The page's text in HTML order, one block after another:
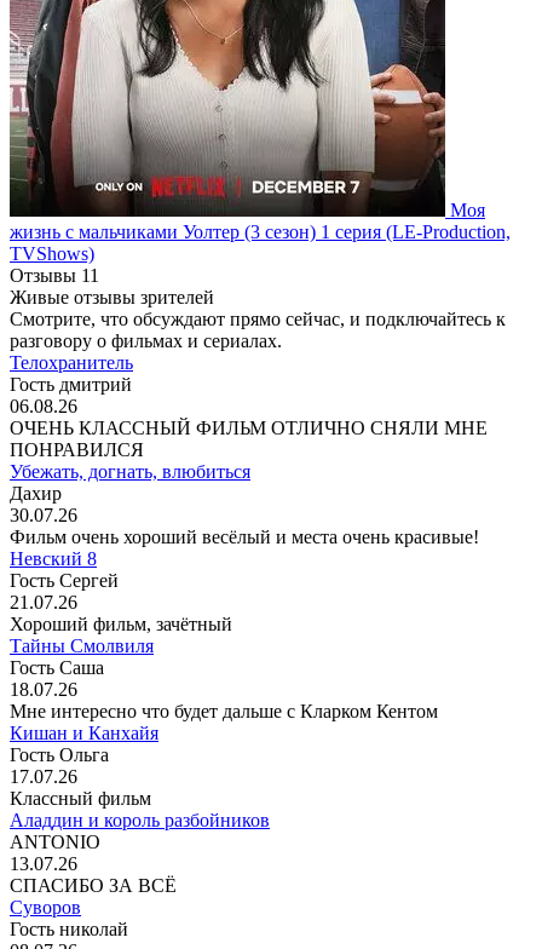
Моя
жизнь с мальчиками Уолтер (3 сезон) 1 серия (LE-Production,
TVShows)
Отзывы 11
Живые отзывы зрителей
Смотрите, что обсуждают прямо сейчас, и подключайтесь к
разговору о фильмах и сериалах.
Телохранитель
Гость дмитрий
06.08.26
ОЧЕНЬ КЛАССНЫЙ ФИЛЬМ ОТЛИЧНО СНЯЛИ МНЕ
ПОНРАВИЛСЯ
Убежать, догнать, влюбиться
Дахир
30.07.26
Фильм очень хороший весёлый и места очень красивые!
Невский 8
Гость Сергей
21.07.26
Хороший фильм, зачётный
Тайны Смолвиля
Гость Саша
18.07.26
Мне интересно что будет дальше с Кларком Кентом
Кишан и Канхайя
Гость Ольга
17.07.26
Классный фильм
Аладдин и король разбойников
ANTONIO
13.07.26
СПАСИБО ЗА ВСЁ
Суворов
Гость николай